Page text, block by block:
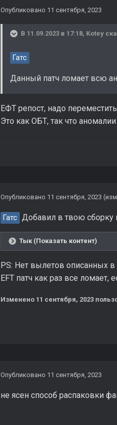
Опубликовано 11 сентября, 2023
В 11.09.2023 в 17:18, Kotey
Гатс
Данный патч ломает всю
ЕФТ репост, надо
Это как ОБТ, так что
Опубликовано 11 сентября, 2023
Гатс Добавил в твою сборку
Тык (Показать контент)
PS: Нет вылетов описанных
EFT патч как раз все ломает,
Изменено 11 сентября, 2023
Опубликовано 11 сентября, 2023
не ясен способ распаковки